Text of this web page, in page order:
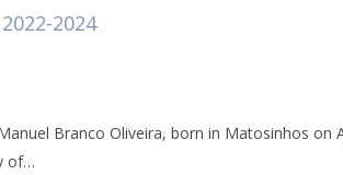
Perguntas Frequentes
Mon, 25 Mai 2026 - 09:00
2024
Branco Oliveira, born in Matosinhos on
of